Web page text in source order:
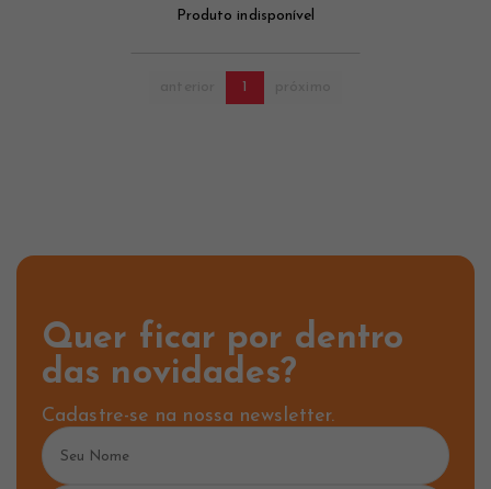
Produto indisponível
1
Quer ficar por dentro
das novidades?
Cadastre-se na nossa newsletter.